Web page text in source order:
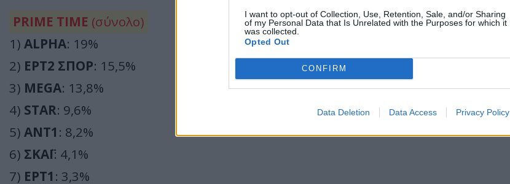
I want to opt-out of Collection, Use, Retention, Sale, and/or Sharing
of my Personal Data that Is Unrelated with the Purposes for which it
was collected.
Opted Out
CONFIRM
Data Deletion Data Access Privacy Policy
PRIME TIME (σύνολο)
1) ALPHA: 19%
2) ΕΡΤ2 ΣΠΟΡ: 15,5%
3) MEGA: 13,8%
4) STAR: 9,6%
5) ΑΝΤ1 : 8,2%
6) ΣΚΑΪ: 4,1%
7) ΕΡΤ1 : 3,3%